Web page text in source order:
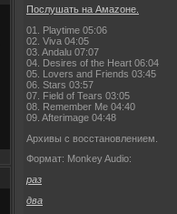
Послушать на Амаzоне.
01. Playtime 05:06
02. Viva 04:05
03. Andalu 07:07
04. Desires of the Heart 06:04
05. Lovers and Friends 03:45
06. Stars 03:57
07. Field of Tears 03:05
08. Remember Me 04:40
09. Afterimage 04:48
Архивы с восстановлением.
Формат: Monkey Audio:
раз
два